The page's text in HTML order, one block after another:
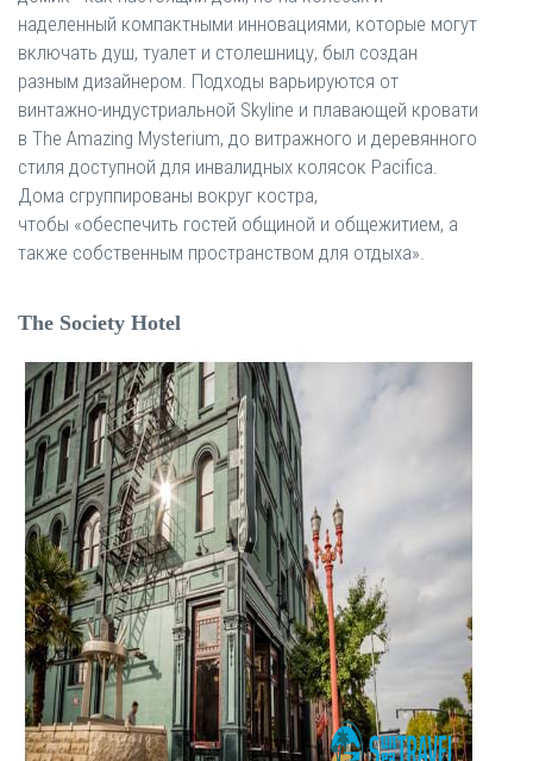
наделенный компактными инновациями, которые могут
включать душ, туалет и столешницу, был создан
разным дизайнером. Подходы варьируются от
винтажно-индустриальной Skyline и плавающей кровати
в The Amazing Mysterium, до витражного и деревянного
стиля доступной для инвалидных колясок Pacifica.
Дома сгруппированы вокруг костра,
чтобы «обеспечить гостей общиной и общежитием, а
также собственным пространством для отдыха».
The Society Hotel